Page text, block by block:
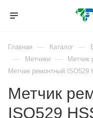
Главная — Каталог —
— Метчики — Метчик
Метчик ремонтный ISO529
Метчик
ISO529